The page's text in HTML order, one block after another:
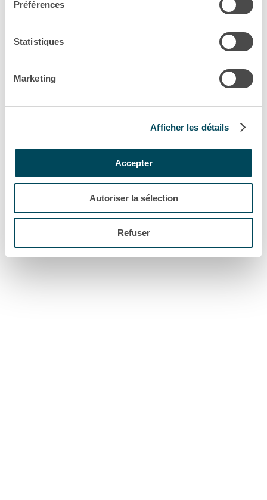
Préférences
Statistiques
Marketing
Afficher les détails
Accepter
Autoriser la sélection
Refuser